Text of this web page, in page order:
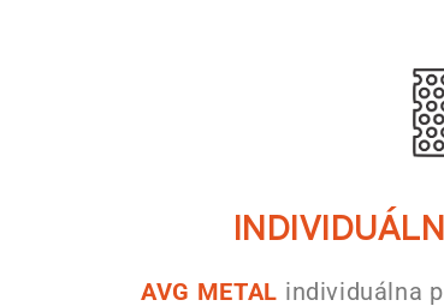
AVG METAL individuálna